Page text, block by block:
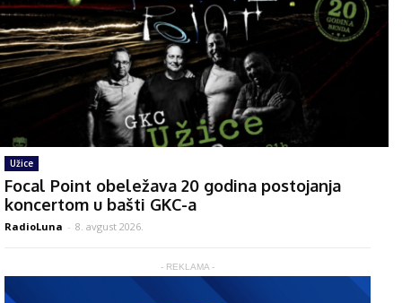
Užice
Focal Point obeležava 20 godina postojanja
koncertom u bašti GKC-a
RadioLuna - 8. avgust 2026.
- REKLAMA -